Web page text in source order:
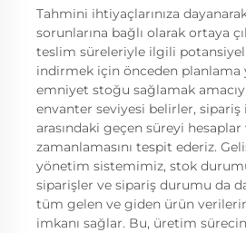
Tahmini ihtiyaçlarınıza
sorunlarına bağlı olarak ortaya
teslim süreleriyle ilgili potansiyel
indirmek için önceden planlama
emniyet stoğu sağlamak
envanter seviyesi belirler,
arasındaki geçen süreyi
zamanlamasını tespit ederiz.
yönetim sistemimiz, stok
siparişler ve sipariş durumu da
tüm gelen ve giden ürün
imkanı sağlar. Bu, üretim